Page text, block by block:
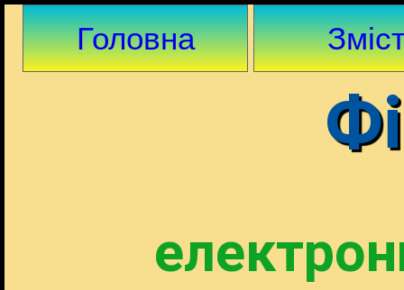
Головна